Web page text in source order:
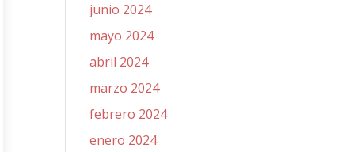
junio 2024
mayo 2024
abril 2024
marzo 2024
febrero 2024
enero 2024